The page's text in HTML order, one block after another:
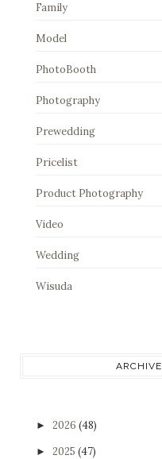
Family
Model
PhotoBooth
Photography
Prewedding
Pricelist
Product Photography
Video
Wedding
Wisuda
ARCHIVE
► 2026 (48)
► 2025 (47)